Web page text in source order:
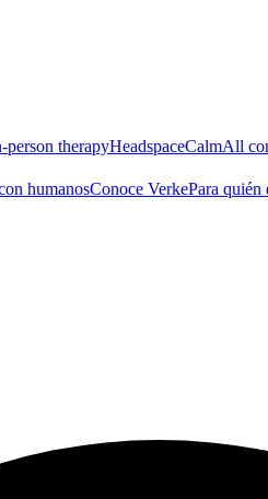
person therapyHeadspaceCalmAll
humanosConoce VerkePara quién